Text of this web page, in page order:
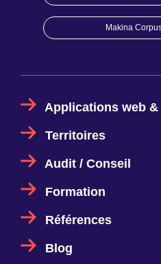
Applications web
Territoires
Audit / Conseil
Formation
Références
Blog
Makina